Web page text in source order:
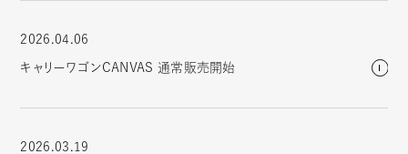
2026.04.06
キャリーワゴンCANVAS 通常販売開始
2026.03.19